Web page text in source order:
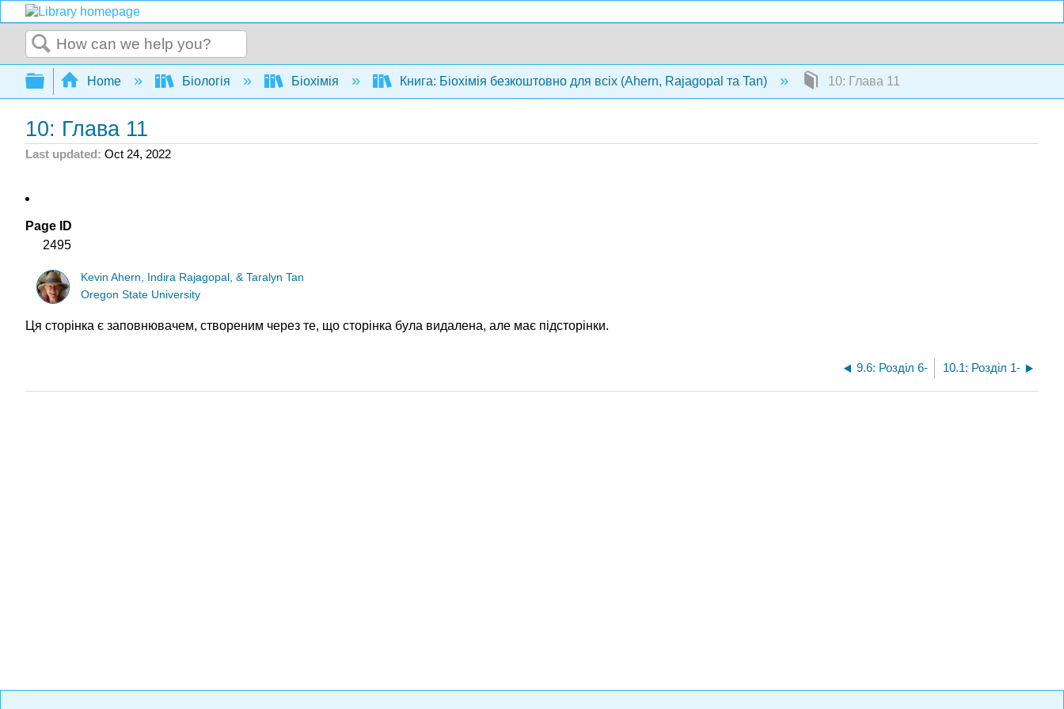
Search
Expand/collapse global hierarchy
Home Біологія Біохімія Книга: Біохімія безкоштовно для всіх (Ahern, Rajagopal та Tan) 10: Глава 11
10: Глава 11
Last updated Oct 24, 2022
Page ID
2495
Kevin Ahern, Indira Rajagopal, & Taralyn Tan
Oregon State University
Ця сторінка є заповнювачем, створеним через те, що сторінка була видалена, але має підсторінки.
9.6: Розділ 6- 10.1: Розділ 1-